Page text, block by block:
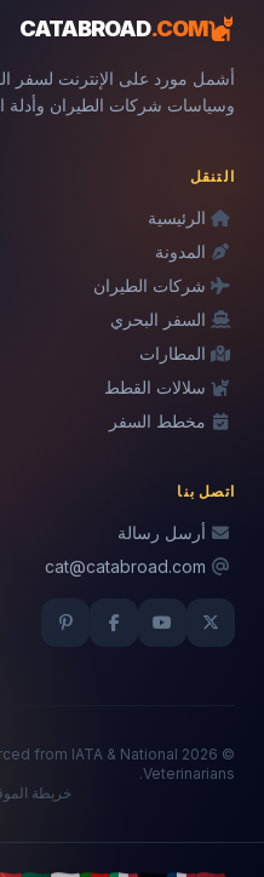
CATABROAD.COM
أشمل مورد على الإنترنت لسفر
وسياسات شركات الطيران وأدلة
التنقل
الرئيسية
المدونة
شركات الطيران
السفر البحري
المطارات
سلالات القطط
مخطط السفر
اتصل بنا
أرسل رسالة
from IATA & National
Veterinarians.
خريطة